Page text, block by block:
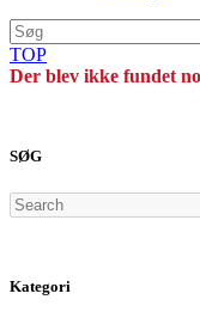
TOP
Der blev ikke fundet
SØG
Search
Kategori